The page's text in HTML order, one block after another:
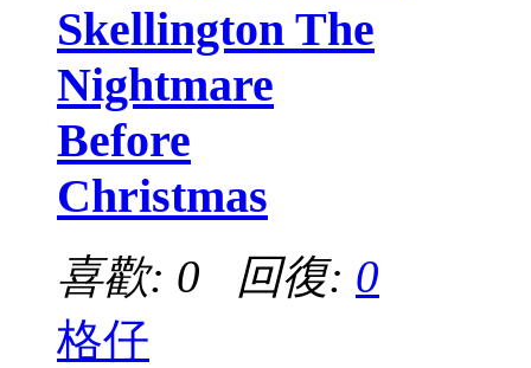
Skellington The
Nightmare
Before
Christmas
喜歡: 0 回復: 0
格仔